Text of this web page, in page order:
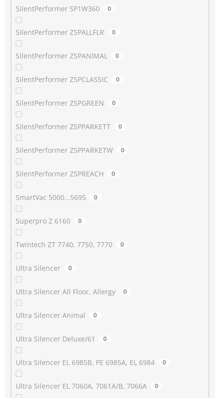
SilentPerformer SP1W360 0
SilentPerformer ZSPALLFLR 0
SilentPerformer ZSPANIMAL 0
SilentPerformer ZSPCLASSIC 0
SilentPerformer ZSPGREEN 0
SilentPerformer ZSPPARKETT 0
SilentPerformer ZSPPARKETW 0
SilentPerformer ZSPREACH 0
SmartVac 5000...5695 0
Superpro Z 6160 0
Twintech ZT 7740, 7750, 7770 0
Ultra Silencer 0
Ultra Silencer All Floor, Allergy 0
Ultra Silencer Animal 0
Ultra Silencer Deluxe/61 0
Ultra Silencer EL 6985B, PE 6985A, EL 6984 0
Ultra Silencer EL 7060A, 7061A/B, 7066A 0